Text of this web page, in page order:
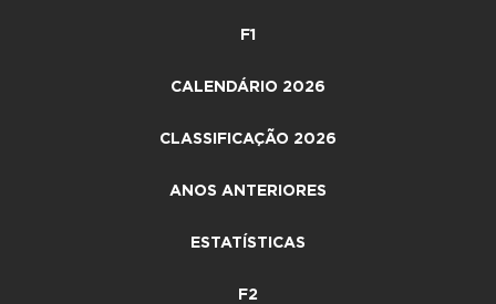
F1
CALENDÁRIO 2026
CLASSIFICAÇÃO 2026
ANOS ANTERIORES
ESTATÍSTICAS
F2